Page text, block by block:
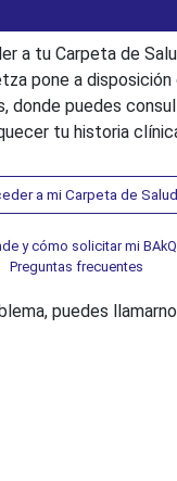
a tu Carpeta de
pone a disposición
donde puedes
tu historia
a mi Carpeta de Salud
y cómo solicitar mi BAkQ
Preguntas frecuentes
puedes